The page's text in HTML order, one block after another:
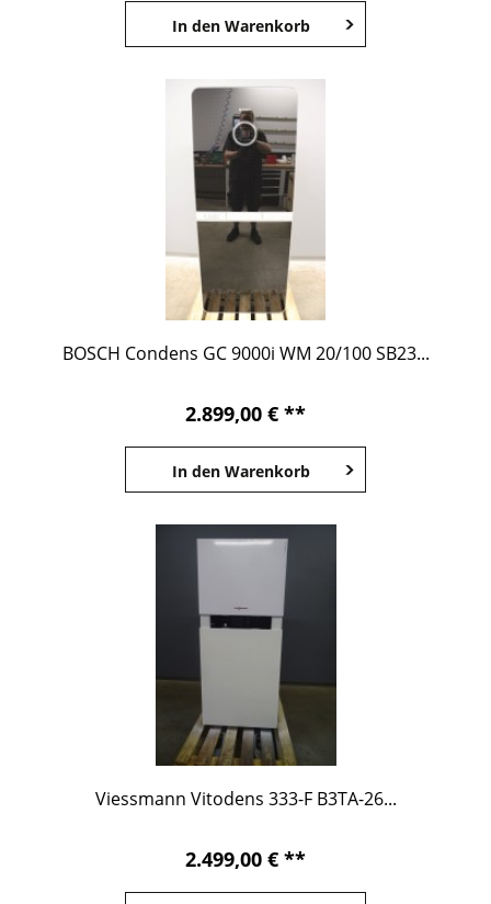
In den Warenkorb
BOSCH Condens GC 9000i WM 20/100 SB23...
2.899,00 € **
In den Warenkorb
Viessmann Vitodens 333-F B3TA-26...
2.499,00 € **